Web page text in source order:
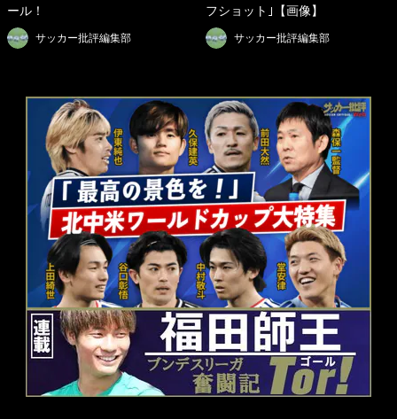
ール！
サッカー批評編集部
フショット｣【画像】
サッカー批評編集部